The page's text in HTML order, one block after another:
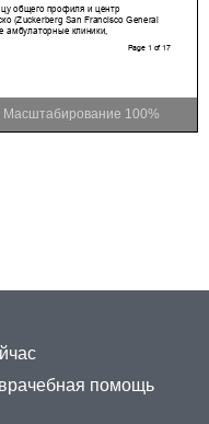
Масштабирование 100%
помощь